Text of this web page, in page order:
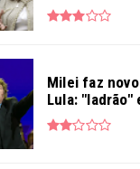
Milei faz
Lula: